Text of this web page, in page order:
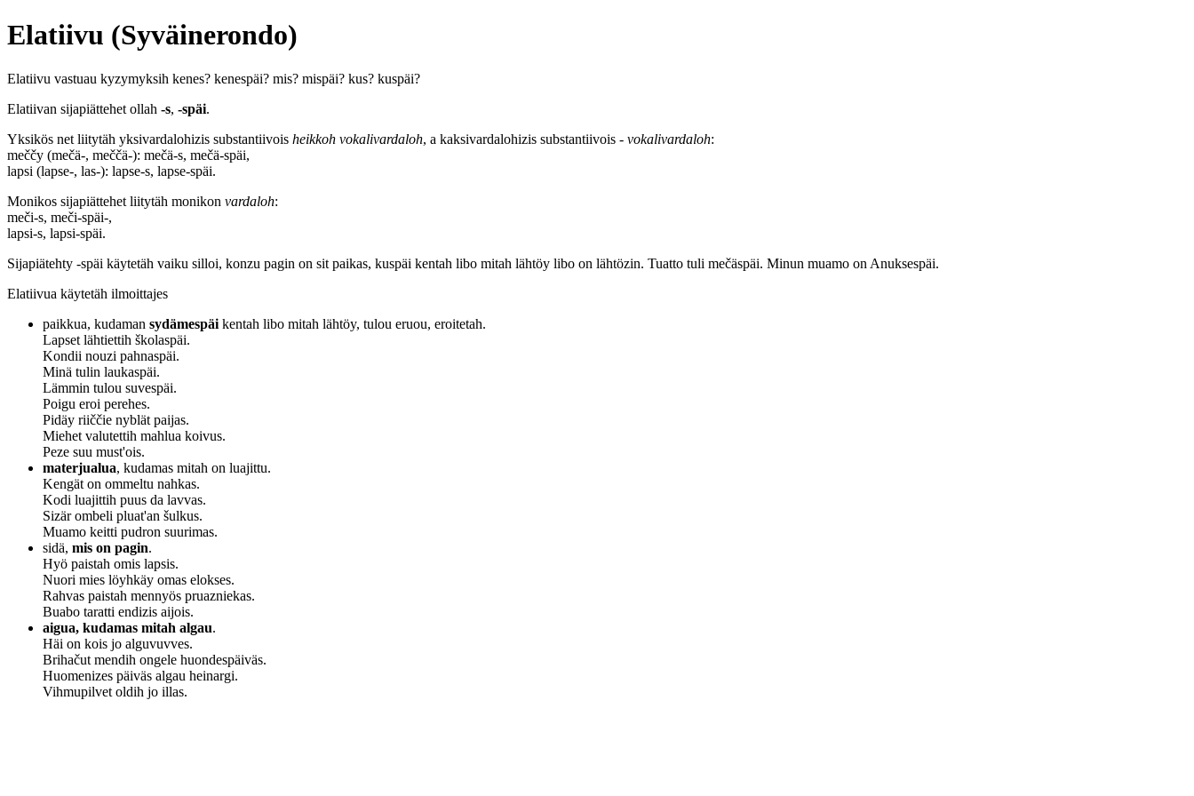
Elatiivu (Syväinerondo)
Elatiivu vastuau kyzymyksih kenes? kenespäi? mis? mispäi? kus? kuspäi?
Elatiivan sijapiättehet ollah -s, -späi.
Yksikös net liitytäh yksivardalohizis substantiivois heikkoh vokalivardaloh, a kaksivardalohizis substantiivois - vokalivardaloh:
meččy (mečä-, meččä-): mečä-s, mečä-späi,
lapsi (lapse-, las-): lapse-s, lapse-späi.
Monikos sijapiättehet liitytäh monikon vardaloh:
meči-s, meči-späi-,
lapsi-s, lapsi-späi.
Sijapiätehty -späi käytetäh vaiku silloi, konzu pagin on sit paikas, kuspäi kentah libo mitah lähtöy libo on lähtözin. Tuatto tuli mečäspäi. Minun muamo on Anuksespäi.
Elatiivua käytetäh ilmoittajes
paikkua, kudaman sydämespäi kentah libo mitah lähtöy, tulou eruou, eroitetah.
Lapset lähtiettih školaspäi.
Kondii nouzi pahnaspäi.
Minä tulin laukaspäi.
Lämmin tulou suvespäi.
Poigu eroi perehes.
Pidäy riiččie nyblät paijas.
Miehet valutettih mahlua koivus.
Peze suu must'ois.
materjualua, kudamas mitah on luajittu.
Kengät on ommeltu nahkas.
Kodi luajittih puus da lavvas.
Sizär ombeli pluat'an šulkus.
Muamo keitti pudron suurimas.
sidä, mis on pagin.
Hyö paistah omis lapsis.
Nuori mies löyhkäy omas elokses.
Rahvas paistah mennyös pruazniekas.
Buabo taratti endizis aijois.
aigua, kudamas mitah algau.
Häi on kois jo alguvuvves.
Brihačut mendih ongele huondespäiväs.
Huomenizes päiväs algau heinargi.
Vihmupilvet oldih jo illas.